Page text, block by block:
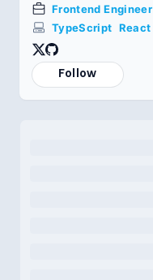
Frontend Engineer
TypeScript React
Follow